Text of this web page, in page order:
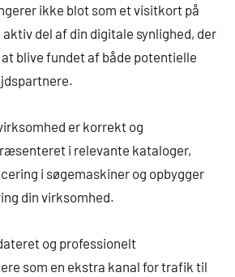
ikke blot som et visitkort på
del af din digitale synlighed, der
blive fundet af både potentielle
er korrekt og
i relevante kataloger,
i søgemaskiner og opbygger
din virksomhed.
og professionelt
som en ekstra kanal for trafik til